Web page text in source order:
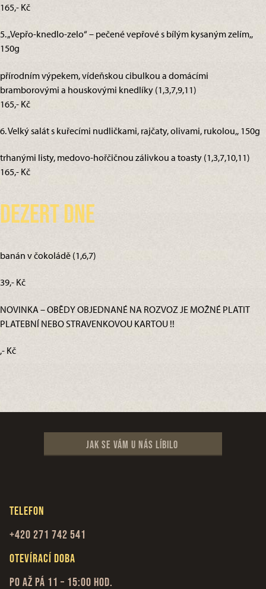
165,- Kč
5. „Vepřo-knedlo-zelo“ – pečené vepřové s bílým kysaným zelím,,
150g
přírodním výpekem, vídeňskou cibulkou a domácími
bramborovými a houskovými knedlíky (1,3,7,9,11)
165,- Kč
6. Velký salát s kuřecími nudličkami, rajčaty, olivami, rukolou,, 150g
trhanými listy, medovo-hořčičnou zálivkou a toasty (1,3,7,10,11)
165,- Kč
Dezert dne
banán v čokoládě (1,6,7)
39,- Kč
NOVINKA – OBĚDY OBJEDNANÉ NA ROZVOZ JE MOŽNÉ PLATIT
PLATEBNÍ NEBO STRAVENKOVOU KARTOU !!
,- Kč
Jak se vám u nás líbilo
Telefon
+420 271 742 541
Otevírací doba
Po až Pá 11 – 15:00 hod.